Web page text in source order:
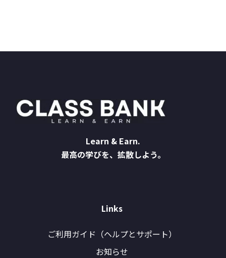
Learn & Earn.
最高の学びを、拡散しよう。
Links
ご利用ガイド（ヘルプとサポート）
お知らせ